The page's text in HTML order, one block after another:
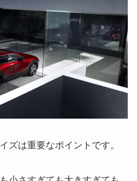
ズは重要なポイントです。